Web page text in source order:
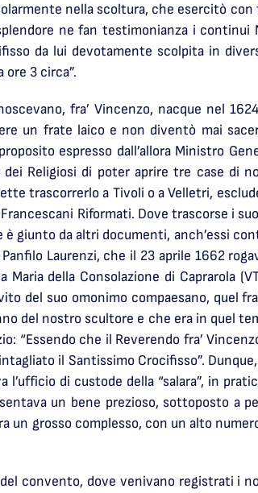
nella scoltura, che esercitò
ne fan testimonianza i continui
da lui devotamente scolpita in
3 circa”.
fra’ Vincenzo, nacque nel
un frate laico e non diventò mai
espresso dall’allora Ministro
Religiosi di poter aprire tre case di
trascorrerlo a Tivoli o a Velletri,
Riformati. Dove trascorse i
è giunto da altri documenti, anch’essi
Laurenzi, che il 23 aprile 1662
della Consolazione di Caprarola
del suo omonimo compaesano, quel
del nostro scultore e che era in quel
“Essendo che il Reverendo fra’
il Santissimo Crocifisso”.
di custode della “salara”, in
un bene prezioso, sottoposto a
un grosso complesso, con un alto
convento, dove venivano registrati i